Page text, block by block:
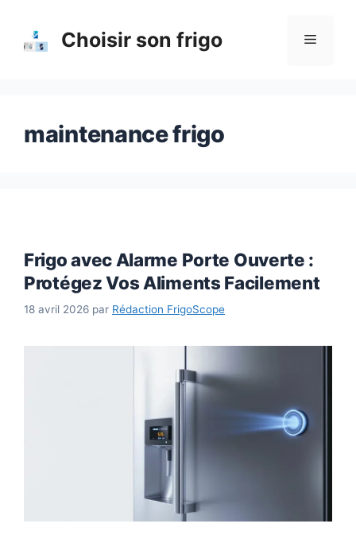
contenu
Choisir son frigo Menu
maintenance frigo
Frigo avec Alarme Porte Ouverte :
Protégez Vos Aliments Facilement
18 avril 2026 par Rédaction FrigoScope